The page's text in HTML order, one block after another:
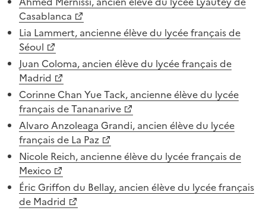
Casablanca
Lia Lammert, ancienne élève du lycée français de
Séoul
Juan Coloma, ancien élève du lycée français de
Madrid
Corinne Chan Yue Tack, ancienne élève du lycée
français de Tananarive
Alvaro Anzoleaga Grandi, ancien élève du lycée
français de La Paz
Nicole Reich, ancienne élève du lycée français de
Mexico
Éric Griffon du Bellay, ancien élève du lycée français
de Madrid